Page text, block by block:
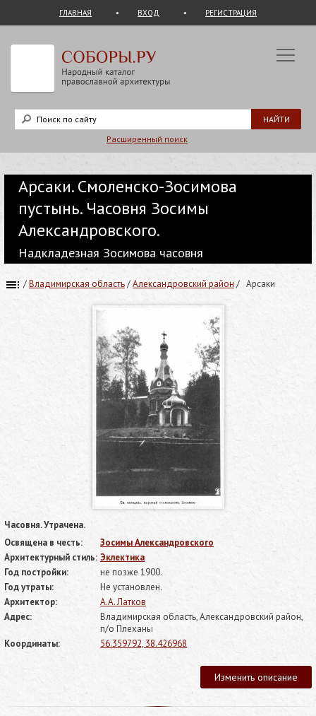
ГЛАВНАЯ ВХОД РЕГИСТРАЦИЯ
Расширенный поиск
Арсаки. Смоленско-Зосимова
пустынь. Часовня Зосимы
Александровского.
Надкладезная Зосимова часовня
/Владимирская область/Александровский район / Арсаки
Часовня. Утрачена.
Освящена в честь:
Зосимы Александровского
Архитектурный стиль: Эклектика
Год постройки:
не позже 1900.
Год утраты:
Не установлен.
Архитектор:
А.А. Латков
Адрес:
Владимирская область, Александровский район,
п/о Плеханы
Координаты:
56.359792, 38.426968
Изменить описание